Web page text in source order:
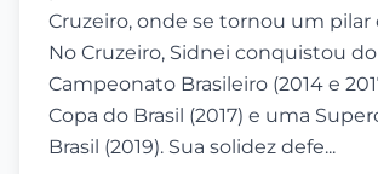
Cruzeiro, onde se tornou um pilar
No Cruzeiro, Sidnei conquistou
Campeonato Brasileiro (2014 e
Copa do Brasil (2017) e uma
Brasil (2019). Sua solidez defe...